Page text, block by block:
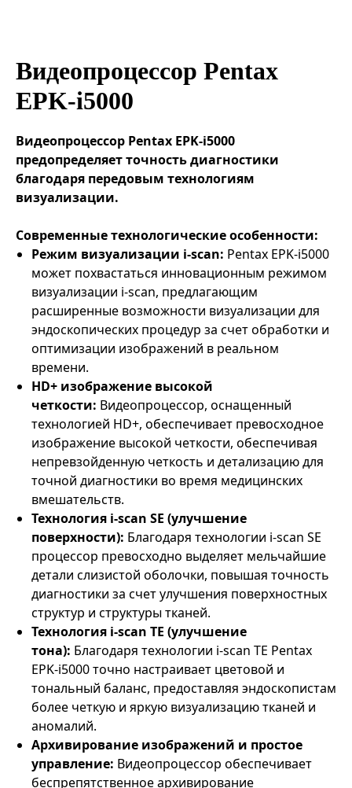
Видеопроцессор Pentax
EPK‑i5000
Видеопроцессор Pentax EPK‑i5000
предопределяет точность диагностики
благодаря передовым технологиям
визуализации.
Современные технологические особенности:
Режим визуализации i-scan: Pentax EPK‑i5000
может похвастаться инновационным режимом
визуализации i-scan, предлагающим
расширенные возможности визуализации для
эндоскопических процедур за счет обработки и
оптимизации изображений в реальном
времени.
HD+ изображение высокой
четкости: Видеопроцессор, оснащенный
технологией HD+, обеспечивает превосходное
изображение высокой четкости, обеспечивая
непревзойденную четкость и детализацию для
точной диагностики во время медицинских
вмешательств.
Технология i-scan SE (улучшение
поверхности): Благодаря технологии i-scan SE
процессор превосходно выделяет мельчайшие
детали слизистой оболочки, повышая точность
диагностики за счет улучшения поверхностных
структур и структуры тканей.
Технология i-scan TE (улучшение
тона): Благодаря технологии i-scan TE Pentax
EPK‑i5000 точно настраивает цветовой и
тональный баланс, предоставляя эндоскопистам
более четкую и яркую визуализацию тканей и
аномалий.
Архивирование изображений и простое
управление: Видеопроцессор обеспечивает
беспрепятственное архивирование